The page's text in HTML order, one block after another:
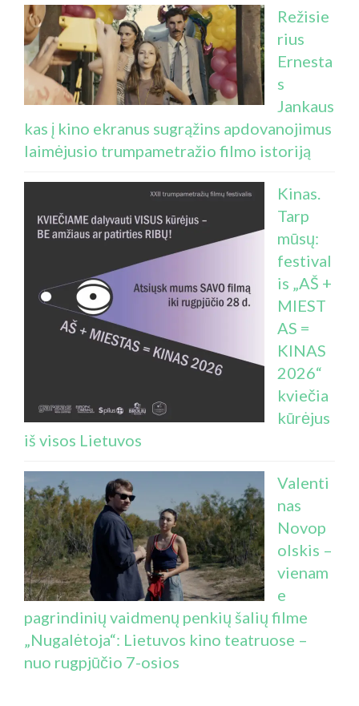
Režisie
rius
Ernesta
s
Jankaus
kas į kino ekranus sugrąžins apdovanojimus
laimėjusio trumpametražio filmo istoriją
Kinas.
Tarp
mūsų:
festival
is „AŠ +
MIEST
AS =
KINAS
2026“
kviečia
kūrėjus
iš visos Lietuvos
Valenti
nas
Novop
olskis –
vienam
e
pagrindinių vaidmenų penkių šalių filme
„Nugalėtoja“: Lietuvos kino teatruose –
nuo rugpjūčio 7-osios